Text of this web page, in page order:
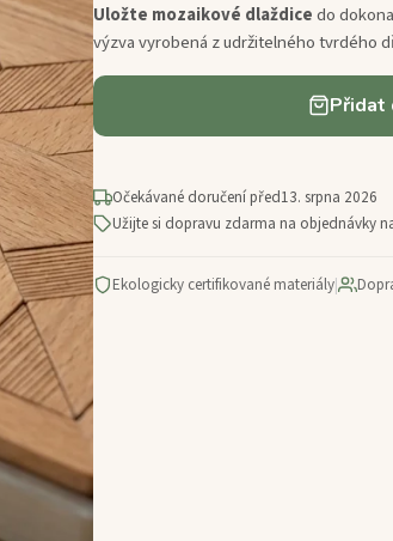
Uložte mozaikové dlaždicedo
výzva vyrobená z udržitelného tvrdého
Přidat
Očekávané doručení před13. srpna 2026
Užijte si dopravu zdarma na objednávky
Ekologicky certifikované materiály|